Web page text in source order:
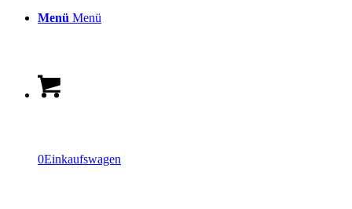
Menü Menü
0Einkaufswagen